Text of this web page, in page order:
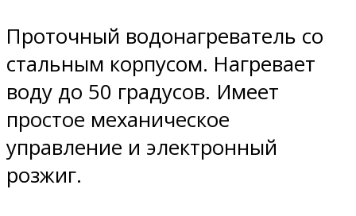
Проточный водонагреватель со
стальным корпусом. Нагревает
воду до 50 градусов. Имеет
простое механическое
управление и электронный
розжиг.